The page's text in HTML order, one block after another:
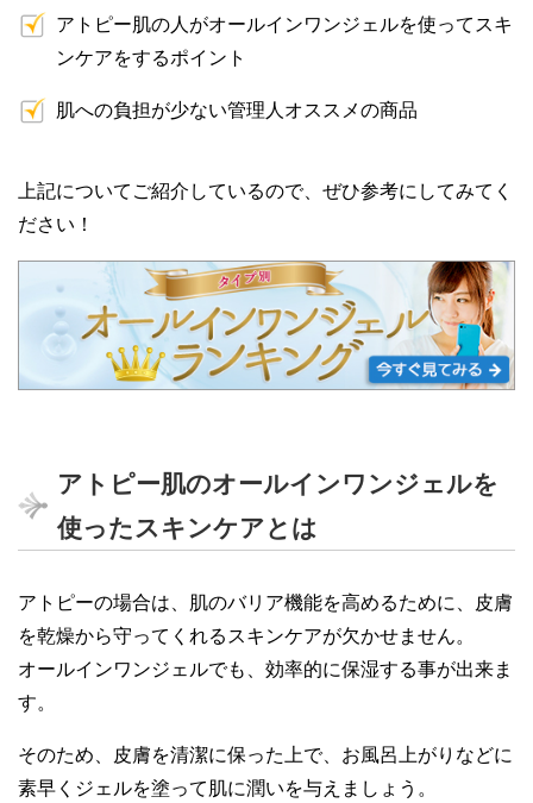
アトピー肌の人がオールインワンジェルを使ってスキ
ンケアをするポイント
肌への負担が少ない管理人オススメの商品
上記についてご紹介しているので、ぜひ参考にしてみてく
ださい！
アトピー肌のオールインワンジェルを
使ったスキンケアとは
アトピーの場合は、肌のバリア機能を高めるために、皮膚
を乾燥から守ってくれるスキンケアが欠かせません。
オールインワンジェルでも、効率的に保湿する事が出来ま
す。
そのため、皮膚を清潔に保った上で、お風呂上がりなどに
素早くジェルを塗って肌に潤いを与えましょう。